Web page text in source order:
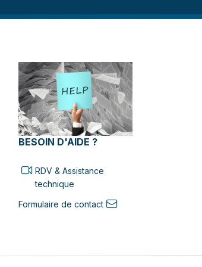
BESOIN D'AIDE ?
RDV & Assistance
technique
Formulaire de contact